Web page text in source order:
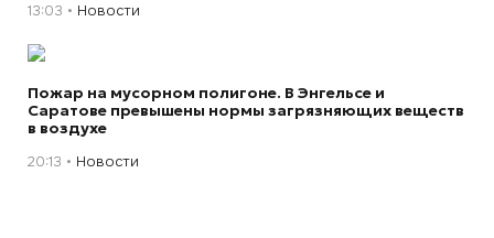
13:03 Новости
Пожар на мусорном полигоне. В Энгельсе и
Саратове превышены нормы загрязняющих веществ
в воздухе
20:13 Новости